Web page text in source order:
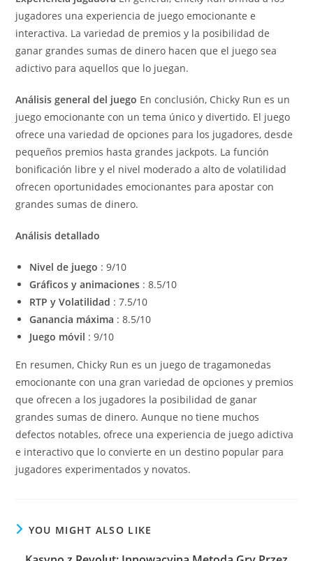
jugadores una experiencia de juego emocionante e
interactiva. La variedad de premios y la posibilidad de
ganar grandes sumas de dinero hacen que el juego sea
adictivo para aquellos que lo juegan.
Análisis general del juego En conclusión, Chicky Run es un
juego emocionante con un tema único y divertido. El juego
ofrece una variedad de opciones para los jugadores, desde
pequeños premios hasta grandes jackpots. La función
bonificación libre y el nivel moderado a alto de volatilidad
ofrecen oportunidades emocionantes para apostar con
grandes sumas de dinero.
Análisis detallado
Nivel de juego : 9/10
Gráficos y animaciones : 8.5/10
RTP y Volatilidad : 7.5/10
Ganancia máxima : 8.5/10
Juego móvil : 9/10
En resumen, Chicky Run es un juego de tragamonedas
emocionante con una gran variedad de opciones y premios
que ofrecen a los jugadores la posibilidad de ganar
grandes sumas de dinero. Aunque no tiene muchos
defectos notables, ofrece una experiencia de juego adictiva
e interactivo que lo convierte en un destino popular para
jugadores experimentados y novatos.
YOU MIGHT ALSO LIKE